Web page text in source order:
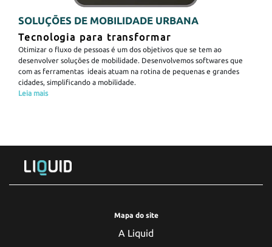
SOLUÇÕES DE MOBILIDADE URBANA
Tecnologia para transformar
Otimizar o fluxo de pessoas é um dos objetivos que se tem ao
desenvolver soluções de mobilidade. Desenvolvemos softwares que
com as ferramentas ideais atuam na rotina de pequenas e grandes
cidades, simplificando a mobilidade.
Leia mais
Mapa do site
A Liquid